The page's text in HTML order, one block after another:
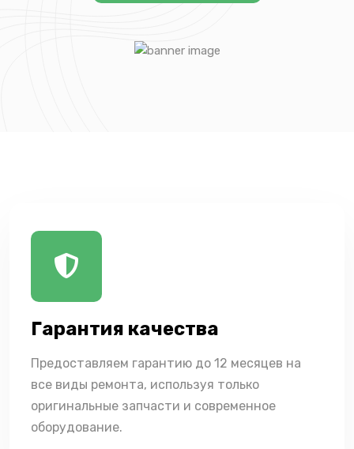
Гарантия качества
Предоставляем гарантию до 12 месяцев на
все виды ремонта, используя только
оригинальные запчасти и современное
оборудование.